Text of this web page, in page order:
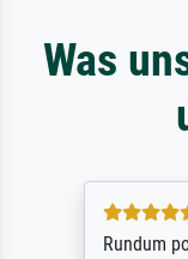
Was
Rundum